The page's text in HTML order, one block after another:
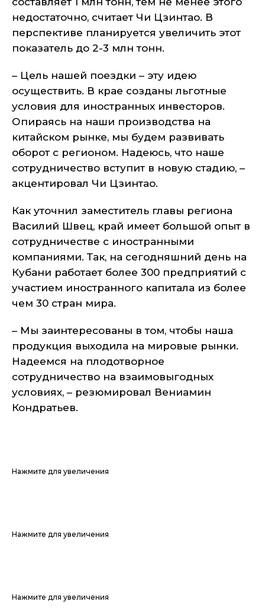
недостаточно, считает Чи Цзинтао. В
перспективе планируется увеличить этот
показатель до 2-3 млн тонн.
– Цель нашей поездки – эту идею
осуществить. В крае созданы льготные
условия для иностранных инвесторов.
Опираясь на наши производства на
китайском рынке, мы будем развивать
оборот с регионом. Надеюсь, что наше
сотрудничество вступит в новую стадию, –
акцентировал Чи Цзинтао.
Как уточнил заместитель главы региона
Василий Швец, край имеет большой опыт в
сотрудничестве с иностранными
компаниями. Так, на сегодняшний день на
Кубани работает более 300 предприятий с
участием иностранного капитала из более
чем 30 стран мира.
– Мы заинтересованы в том, чтобы наша
продукция выходила на мировые рынки.
Надеемся на плодотворное
сотрудничество на взаимовыгодных
условиях, – резюмировал Вениамин
Кондратьев.
Нажмите для увеличения
Нажмите для увеличения
Нажмите для увеличения